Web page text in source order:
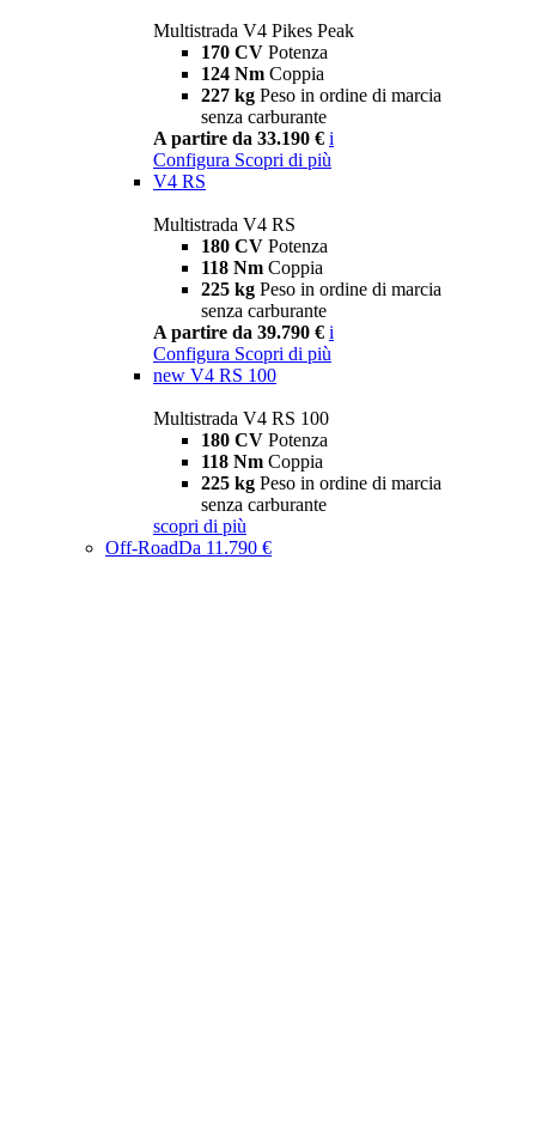
Multistrada V4 Pikes Peak
170 CV Potenza
124 Nm Coppia
227 kg Peso in ordine di marcia
senza carburante
A partire da 33.190 € i
Configura Scopri di più
V4 RS
Multistrada V4 RS
180 CV Potenza
118 Nm Coppia
225 kg Peso in ordine di marcia
senza carburante
A partire da 39.790 € i
Configura Scopri di più
new V4 RS 100
Multistrada V4 RS 100
180 CV Potenza
118 Nm Coppia
225 kg Peso in ordine di marcia
senza carburante
scopri di più
Off-RoadDa 11.790 €